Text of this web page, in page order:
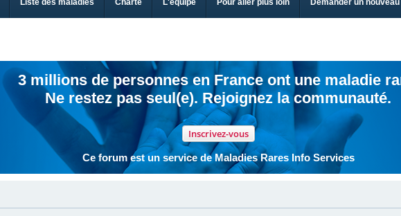
Liste des maladies Charte L'équipe Pour aller plus loin Demander un
3 millions de personnes en France ont une maladie
Ne restez pas seul(e). Rejoignez la communauté.
Inscrivez-vous
Ce forum est un service de Maladies Rares Info Services